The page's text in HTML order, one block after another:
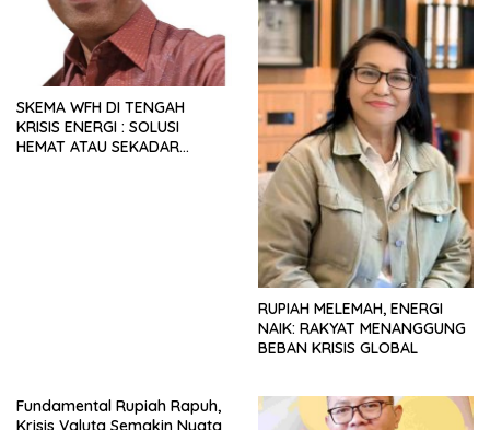
SKEMA WFH DI TENGAH
KRISIS ENERGI : SOLUSI
HEMAT ATAU SEKADAR
RUPIAH MELEMAH, ENERGI
NAIK: RAKYAT MENANGGUNG
BEBAN KRISIS GLOBAL
Fundamental Rupiah Rapuh,